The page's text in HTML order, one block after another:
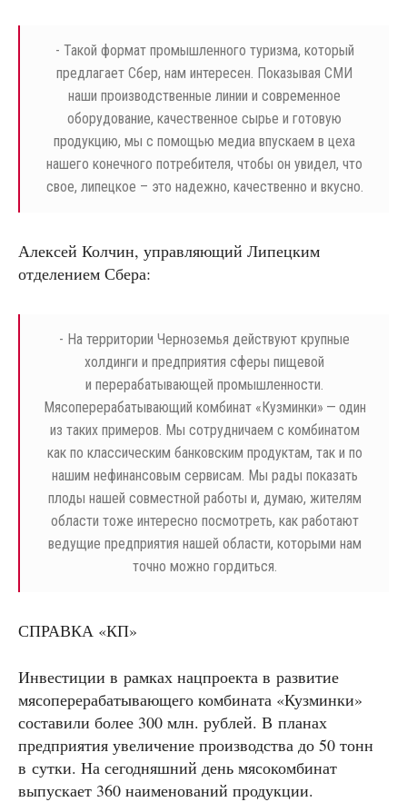
- Такой формат промышленного туризма, который
предлагает Сбер, нам интересен. Показывая СМИ
наши производственные линии и современное
оборудование, качественное сырье и готовую
продукцию, мы с помощью медиа впускаем в цеха
нашего конечного потребителя, чтобы он увидел, что
свое, липецкое – это надежно, качественно и вкусно.
Алексей Колчин, управляющий Липецким
отделением Сбера:
- На территории Черноземья действуют крупные
холдинги и предприятия сферы пищевой
и перерабатывающей промышленности.
Мясоперерабатывающий комбинат «Кузминки» — один
из таких примеров. Мы сотрудничаем с комбинатом
как по классическим банковским продуктам, так и по
нашим нефинансовым сервисам. Мы рады показать
плоды нашей совместной работы и, думаю, жителям
области тоже интересно посмотреть, как работают
ведущие предприятия нашей области, которыми нам
точно можно гордиться.
СПРАВКА «КП»
Инвестиции в рамках нацпроекта в развитие
мясоперерабатывающего комбината «Кузминки»
составили более 300 млн. рублей. В планах
предприятия увеличение производства до 50 тонн
в сутки. На сегодняшний день мясокомбинат
выпускает 360 наименований продукции.